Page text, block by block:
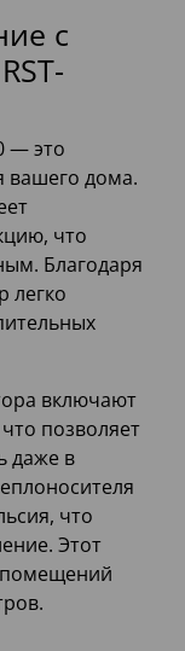
с
— это
вашего дома.
что
Благодаря
легко
включают
позволяет
даже в
что
Этот
помещений